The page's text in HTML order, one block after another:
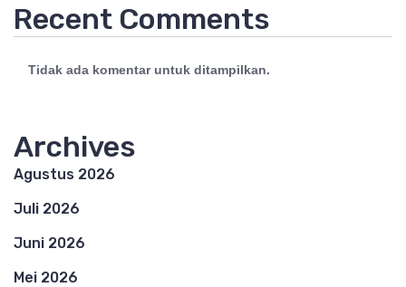
Recent Comments
Tidak ada komentar untuk ditampilkan.
Archives
Agustus 2026
Juli 2026
Juni 2026
Mei 2026